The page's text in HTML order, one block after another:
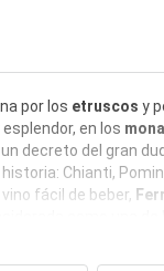
por los etruscos y
en los
decreto del gran
Chianti,
fácil de beber,
como una
exportaciones de